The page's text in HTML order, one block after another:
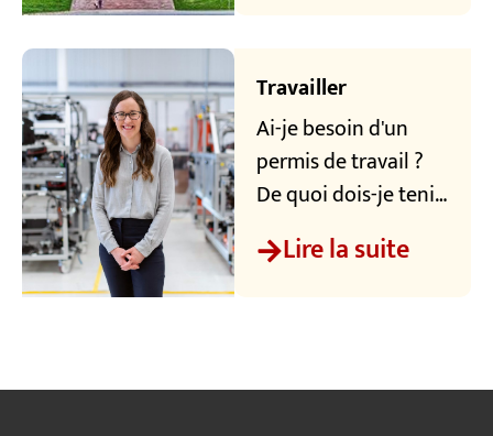
des sujets tels que le
visa ou le titre de
séjour pour
l'Allemagne.
Travailler
Ai-je besoin d'un
permis de travail ?
De quoi dois-je tenir
compte pour mon
titre de séjour ?
questions
Lire la suite